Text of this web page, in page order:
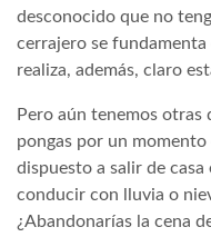
desconocido que no
cerrajero se
realiza, además, claro
Pero aún tenemos
pongas por un momento
dispuesto a salir de casa
conducir con lluvia o
¿Abandonarías la cena